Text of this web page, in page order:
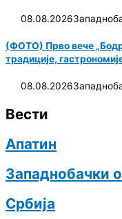
08.08.2026
(ФОТО) Прво вече
традиције,
08.08.2026
Вести
Апатин
Западнобачки
Србија